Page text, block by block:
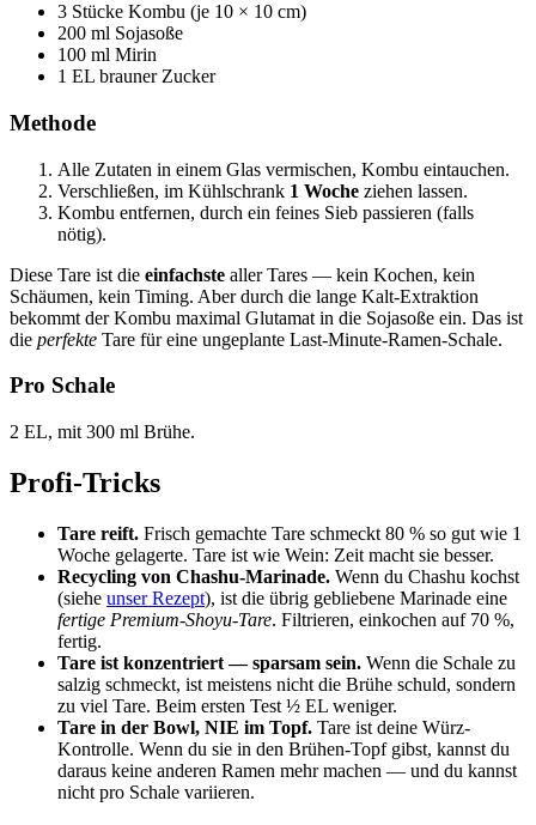
3 Stücke Kombu (je 10 × 10 cm)
200 ml Sojasoße
100 ml Mirin
1 EL brauner Zucker
Methode
Alle Zutaten in einem Glas vermischen, Kombu eintauchen.
Verschließen, im Kühlschrank 1 Woche ziehen lassen.
Kombu entfernen, durch ein feines Sieb passieren (falls
nötig).
Diese Tare ist die einfachste aller Tares — kein Kochen, kein
Schäumen, kein Timing. Aber durch die lange Kalt-Extraktion
bekommt der Kombu maximal Glutamat in die Sojasoße ein. Das ist
die perfekte Tare für eine ungeplante Last-Minute-Ramen-Schale.
Pro Schale
2 EL, mit 300 ml Brühe.
Profi-Tricks
Tare reift. Frisch gemachte Tare schmeckt 80 % so gut wie 1
Woche gelagerte. Tare ist wie Wein: Zeit macht sie besser.
Recycling von Chashu-Marinade. Wenn du Chashu kochst
(siehe unser Rezept), ist die übrig gebliebene Marinade eine
fertige Premium-Shoyu-Tare. Filtrieren, einkochen auf 70 %,
fertig.
Tare ist konzentriert — sparsam sein. Wenn die Schale zu
salzig schmeckt, ist meistens nicht die Brühe schuld, sondern
zu viel Tare. Beim ersten Test ½ EL weniger.
Tare in der Bowl, NIE im Topf. Tare ist deine Würz-
Kontrolle. Wenn du sie in den Brühen-Topf gibst, kannst du
daraus keine anderen Ramen mehr machen — und du kannst
nicht pro Schale variieren.